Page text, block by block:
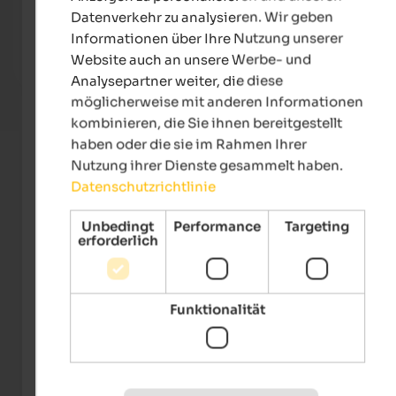
Urlaub mit idealer Ausgangslage - Gartenanlage mit 25
m Sportbecken & Naturschwimmteich, Bikewege und
unzählige Wandermöglichkeiten.
Zum Hotel
Dynafit Transalpine Run/Andi Frank
Datenverkehr zu analysieren. Wir geben
Informationen über Ihre Nutzung unserer
Website auch an unsere Werbe- und
Analysepartner weiter, die diese
möglicherweise mit anderen Informationen
kombinieren, die Sie ihnen bereitgestellt
haben oder die sie im Rahmen Ihrer
Nutzung ihrer Dienste gesammelt haben.
Datenschutzrichtlinie
Unbedingt
erforderlich
Performance Targeting
Funktionalität